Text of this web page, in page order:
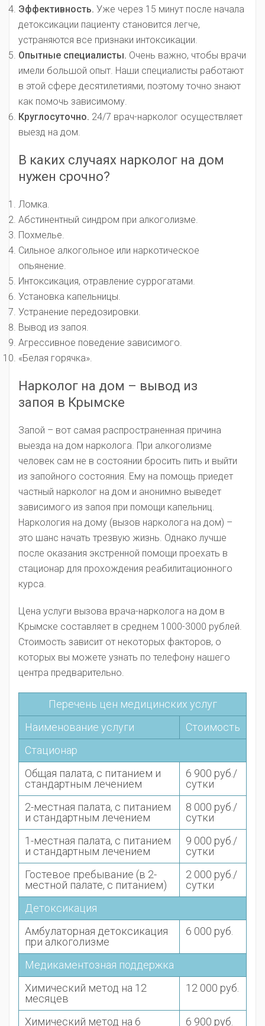
Эффективность. Уже через 15 минут после начала
детоксикации пациенту становится легче,
устраняются все признаки интоксикации.
Опытные специалисты. Очень важно, чтобы врачи
имели большой опыт. Наши специалисты работают
в этой сфере десятилетиями, поэтому точно знают
как помочь зависимому.
Круглосуточно. 24/7 врач-нарколог осуществляет
выезд на дом.
В каких случаях нарколог на дом
нужен срочно?
Ломка.
Абстинентный синдром при алкоголизме.
Похмелье.
Сильное алкогольное или наркотическое
опьянение.
Интоксикация, отравление суррогатами.
Установка капельницы.
Устранение передозировки.
Вывод из запоя.
Агрессивное поведение зависимого.
«Белая горячка».
Нарколог на дом – вывод из
запоя в Крымске
Запой – вот самая распространенная причина
выезда на дом нарколога. При алкоголизме
человек сам не в состоянии бросить пить и выйти
из запойного состояния. Ему на помощь приедет
частный нарколог на дом и анонимно выведет
зависимого из запоя при помощи капельниц.
Наркология на дому (вызов нарколога на дом) –
это шанс начать трезвую жизнь. Однако лучше
после оказания экстренной помощи проехать в
стационар для прохождения реабилитационного
курса.
Цена услуги вызова врача-нарколога на дом в
Крымске составляет в среднем 1000-3000 рублей.
Стоимость зависит от некоторых факторов, о
которых вы можете узнать по телефону нашего
центра предварительно.
Перечень цен медицинских услуг
Наименование услуги
Стоимость
Стационар
Общая палата, с питанием и
стандартным лечением
6 900 руб./
сутки
2-местная палата, с питанием
и стандартным лечением
8 000 руб./
сутки
1-местная палата, с питанием
и стандартным лечением
9 000 руб./
сутки
Гостевое пребывание (в 2-
местной палате, с питанием)
2 000 руб./
сутки
Детоксикация
Амбулаторная детоксикация
при алкоголизме
6 000 руб.
Медикаментозная поддержка
Химический метод на 12
месяцев
12 000 руб.
Химический метод на 6 6 900 руб.